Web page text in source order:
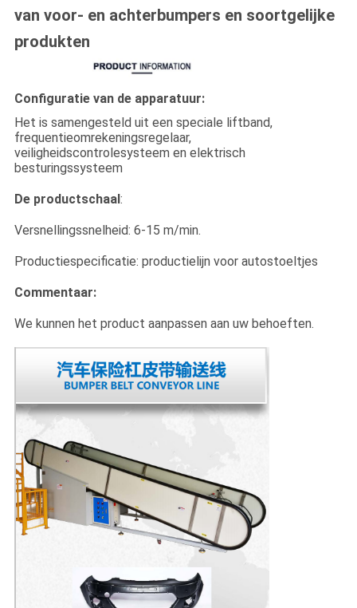
van voor- en achterbumpers en soortgelijke
produkten
Configuratie van de apparatuur:
Het is samengesteld uit een speciale liftband,
frequentieomrekeningsregelaar,
veiligheidscontrolesysteem en elektrisch
besturingssysteem
De productschaal:
Versnellingssnelheid: 6-15 m/min.
Productiespecificatie: productielijn voor autostoeltjes
Commentaar:
We kunnen het product aanpassen aan uw behoeften.